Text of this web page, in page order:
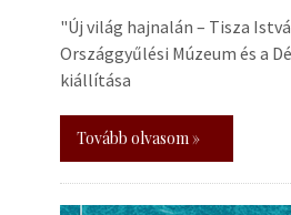
"Új világ hajnalán – Tisza
Országgyűlési Múzeum és a
kiállítása
Tovább olvasom »